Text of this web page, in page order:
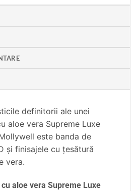
definitorii ale unei
aloe vera Supreme Luxe
este banda de
şi finisajele cu ţesătură
vera.
aloe vera Supreme Luxe